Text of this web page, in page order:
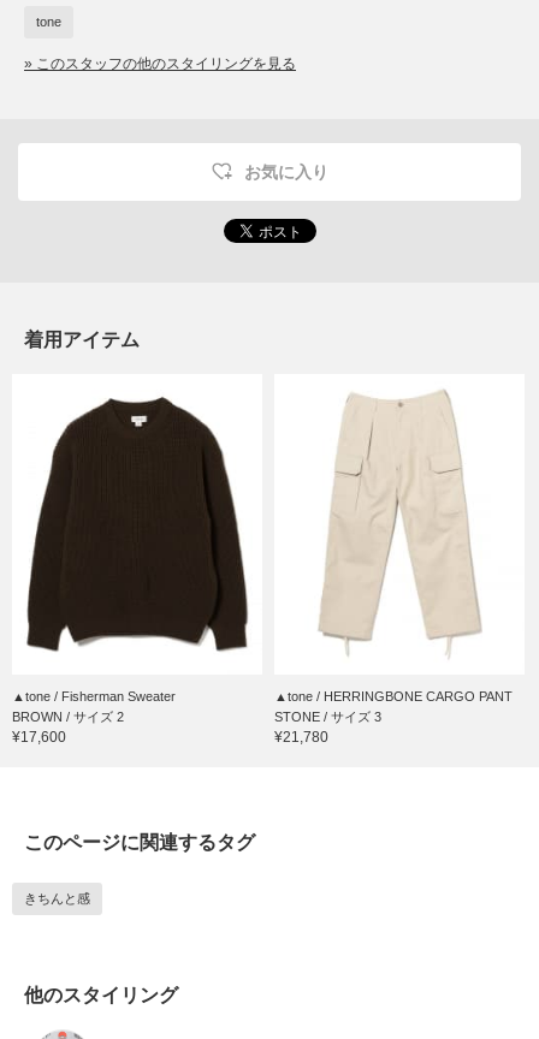
tone
» このスタッフの他のスタイリングを見る
お気に入り
着用アイテム
▲tone / Fisherman Sweater
BROWN / サイズ 2
¥17,600
▲tone / HERRINGBONE CARGO PANT
STONE / サイズ 3
¥21,780
このページに関連するタグ
きちんと感
他のスタイリング